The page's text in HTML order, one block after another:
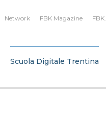
Network FBK Magazine
Scuola Digitale Trentina